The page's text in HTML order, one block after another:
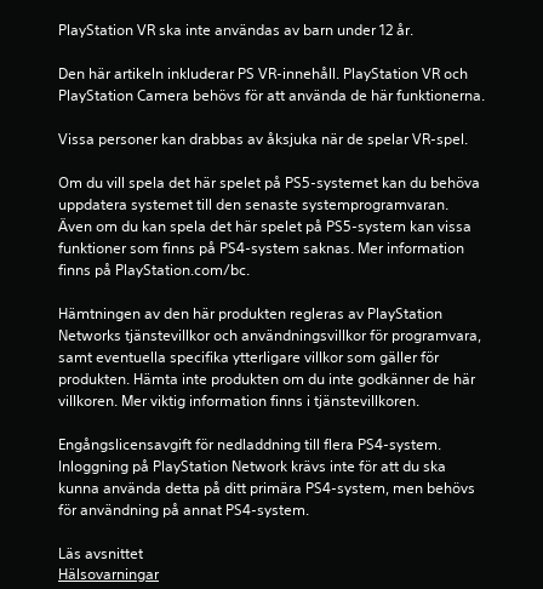
o
r
a
v
f
m
b
s
e
PlayStation VR ska inte användas av barn under 12 år.
Den här artikeln inkluderar PS VR-innehåll. PlayStation VR och
PlayStation Camera behövs för att använda de här funktionerna.
Vissa personer kan drabbas av åksjuka när de spelar VR-spel.
Om du vill spela det här spelet på PS5-systemet kan du behöva
uppdatera systemet till den senaste systemprogramvaran.
Även om du kan spela det här spelet på PS5-system kan vissa
funktioner som finns på PS4-system saknas. Mer information
finns på PlayStation.com/bc.
Hämtningen av den här produkten regleras av PlayStation
Networks tjänstevillkor och användningsvillkor för programvara,
samt eventuella specifika ytterligare villkor som gäller för
produkten. Hämta inte produkten om du inte godkänner de här
villkoren. Mer viktig information finns i tjänstevillkoren.
Engångslicensavgift för nedladdning till flera PS4-system.
Inloggning på PlayStation Network krävs inte för att du ska
kunna använda detta på ditt primära PS4-system, men behövs
för användning på annat PS4-system.
Läs avsnittet
Hälsovarningar